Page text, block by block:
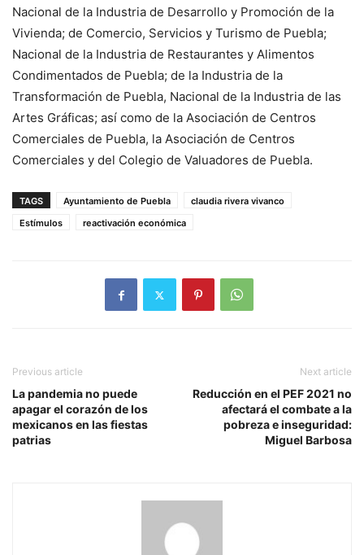
Nacional de la Industria de Desarrollo y Promoción de la
Vivienda; de Comercio, Servicios y Turismo de Puebla;
Nacional de la Industria de Restaurantes y Alimentos
Condimentados de Puebla; de la Industria de la
Transformación de Puebla, Nacional de la Industria de las
Artes Gráficas; así como de la Asociación de Centros
Comerciales de Puebla, la Asociación de Centros
Comerciales y del Colegio de Valuadores de Puebla.
TAGS Ayuntamiento de Puebla
claudia rivera vivanco
Estímulos
reactivación económica
Previous article
La pandemia no puede
apagar el corazón de los
mexicanos en las fiestas
patrias
Next article
Reducción en el PEF 2021 no
afectará el combate a la
pobreza e inseguridad:
Miguel Barbosa